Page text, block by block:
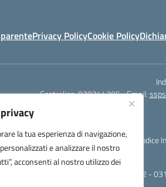
la tua esperienza di navigazione,
e analizzare il nostro
acconsenti al nostro utilizzo dei
Privacy PolicyCookie Policy
Centralino:079244305 Email:
TU - 522 -